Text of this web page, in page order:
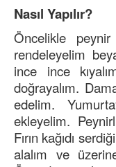
Nasıl Yapılır?
Öncelikle peynir
rendeleyelim
ince ince
doğrayalım.
edelim.
ekleyelim.
Fırın kağıdı
alalım ve